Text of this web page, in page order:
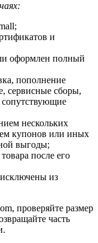
и
оформлен полный
пополнение
сервисные сборы,
сопутствующие
нескольких
купонов или иных
выгоды;
после его
из
проверяйте размер
часть